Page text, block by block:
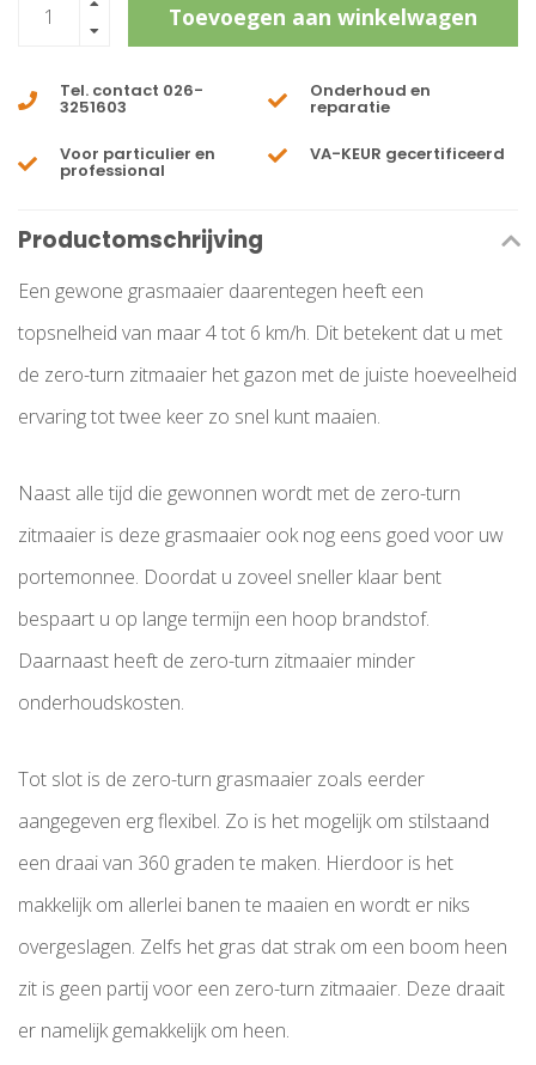
Toevoegen aan winkelwagen
Tel. contact 026-
3251603
Onderhoud en
reparatie
Voor particulier en
professional
VA-KEUR gecertificeerd
Productomschrijving
Een gewone grasmaaier daarentegen heeft een
topsnelheid van maar 4 tot 6 km/h. Dit betekent dat u met
de zero-turn zitmaaier het gazon met de juiste hoeveelheid
ervaring tot twee keer zo snel kunt maaien.
Naast alle tijd die gewonnen wordt met de zero-turn
zitmaaier is deze grasmaaier ook nog eens goed voor uw
portemonnee. Doordat u zoveel sneller klaar bent
bespaart u op lange termijn een hoop brandstof.
Daarnaast heeft de zero-turn zitmaaier minder
onderhoudskosten.
Tot slot is de zero-turn grasmaaier zoals eerder
aangegeven erg flexibel. Zo is het mogelijk om stilstaand
een draai van 360 graden te maken. Hierdoor is het
makkelijk om allerlei banen te maaien en wordt er niks
overgeslagen. Zelfs het gras dat strak om een boom heen
zit is geen partij voor een zero-turn zitmaaier. Deze draait
er namelijk gemakkelijk om heen.